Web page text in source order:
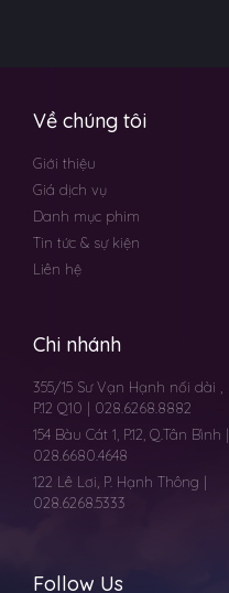
Về chúng tôi
Giới thiệu
Giá dịch vụ
Danh mục phim
Tin tức & sự kiện
Liên hệ
Chi nhánh
355/15 Sư Vạn Hạnh nối dài ,
P.12 Q10 | 028.6268.8882
154 Bàu Cát 1, P.12, Q.Tân Bình |
028.6680.4648
122 Lê Lơi, P. Hạnh Thông |
028.6268.5333
Follow Us